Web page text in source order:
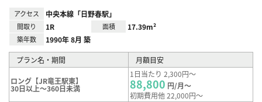
アクセス 中央本線「日野春駅」
間取り 1R 面積 17.39m²
築年数 1990年 8月 築
プラン名・期間 月額目安
ロング【JR竜王駅東】
30日以上～360日未満
1日当たり 2,300円～
88,800 円/月～
初期費用他 22,000円～